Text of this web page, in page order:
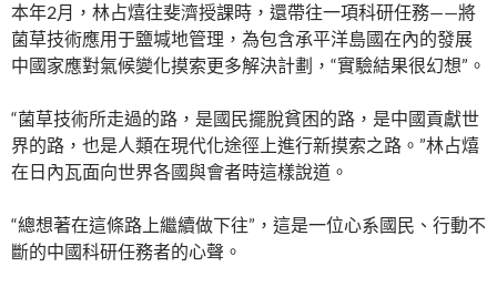
本年2月，林占熺往斐濟授課時，還帶往一項科研任務——將
菌草技術應用于鹽堿地管理，為包含承平洋島國在內的發展
中國家應對氣候變化摸索更多解決計劃，“實驗結果很幻想”。
“菌草技術所走過的路，是國民擺脫貧困的路，是中國貢獻世
界的路，也是人類在現代化途徑上進行新摸索之路。”林占熺
在日內瓦面向世界各國與會者時這樣說道。
“總想著在這條路上繼續做下往”，這是一位心系國民、行動不
斷的中國科研任務者的心聲。